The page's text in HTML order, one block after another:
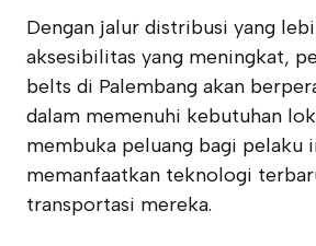
Dengan jalur distribusi yang
aksesibilitas yang meningkat,
belts di Palembang akan
dalam memenuhi kebutuhan
membuka peluang bagi pelaku
memanfaatkan teknologi
transportasi mereka.